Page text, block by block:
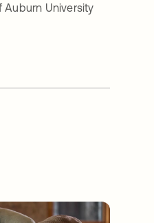
Auburn University